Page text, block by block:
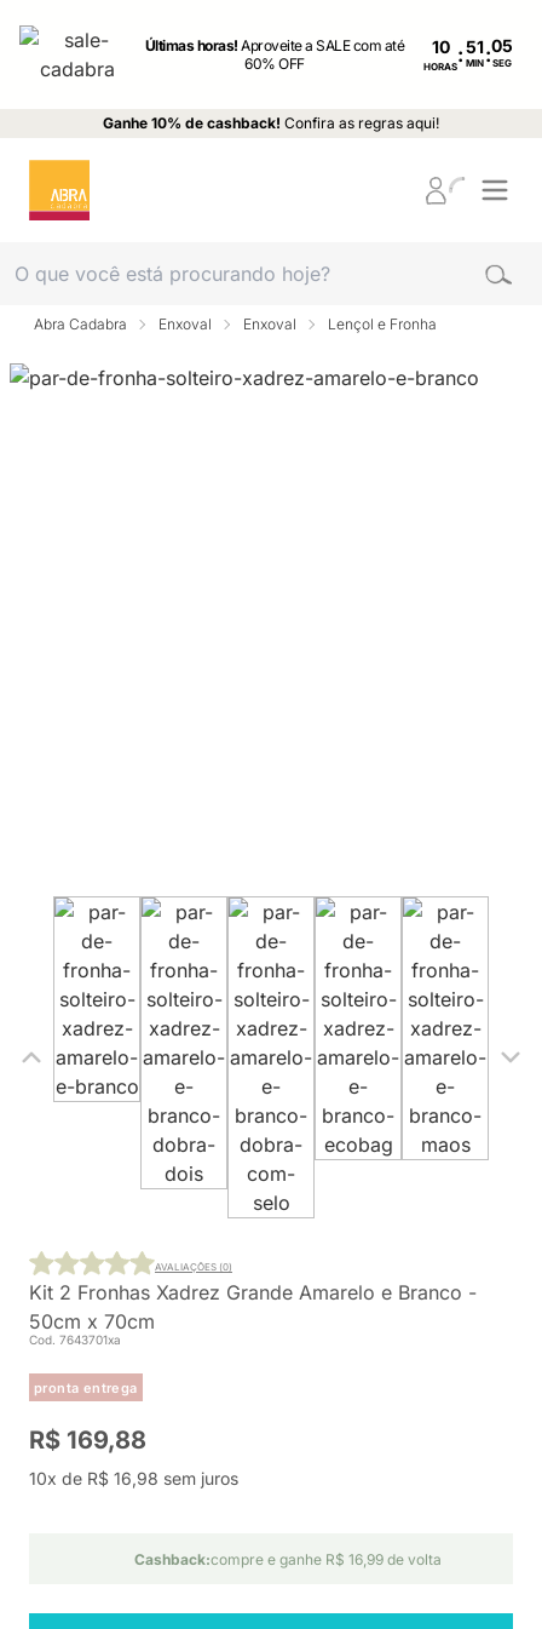
Últimas horas!Aproveite a SALE com até
60% OFF
10
HORAS: MIN : SEG
Ganhe 10% de cashback! Confira as regras aqui!
Abra Cadabra Enxoval Enxoval Lençol e Fronha
Kit 2 Fronhas Xadrez Grande Amarelo e Branco -
50cm x 70cm
Cod. 7643701xa
pronta entrega
AVALIAÇÕES (0)
R$ 169,88
10x de R$ 16,98 sem juros
Cashback:compre e ganhe R$ 16,99 de volta